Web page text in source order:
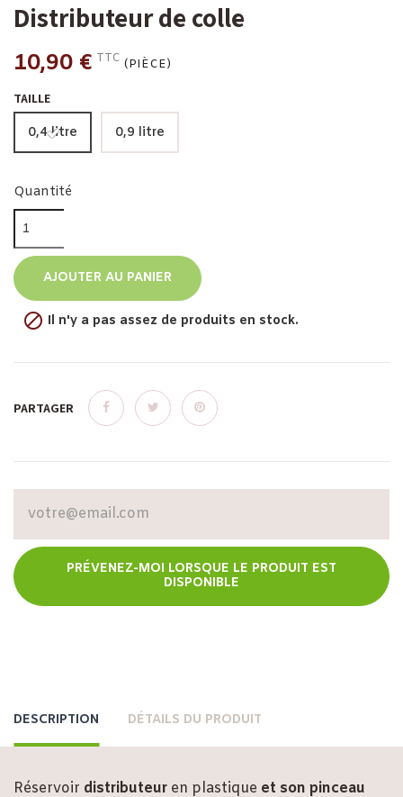
Distributeur de colle
10,90 € TTC (PIÈCE)
TAILLE
0,4 litre 0,9 litre
Quantité
AJOUTER AU PANIER
 Il n'y a pas assez de produits en stock.
PARTAGER
PRÉVENEZ-MOI LORSQUE LE PRODUIT EST
DISPONIBLE
DESCRIPTION DÉTAILS DU PRODUIT
Réservoir distributeur en plastique et son pinceau